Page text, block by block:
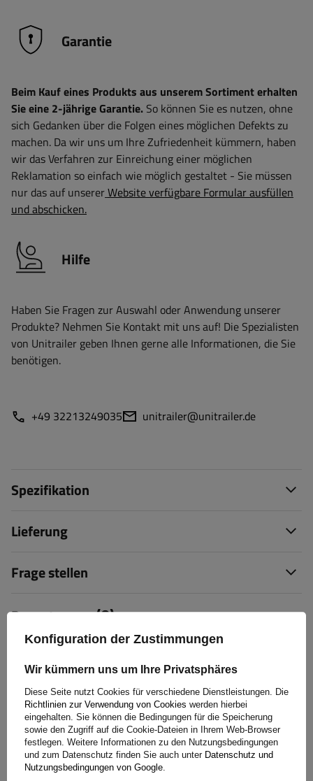
Garantie
Beim Kauf eines Produkts aus unserem Sortiment erhalten
Sie eine 2-jährige Garantie. So können Sie es nutzen, ohne
sich Gedanken über die Folgen eines möglichen Defekts zu
machen. Da wir uns um Ihre Zufriedenheit kümmern, haben
wir das Verfahren zur Einreichung einer möglichen
Reklamation so einfach wie möglich gestaltet - Sie müssen
nur das auf unsererWebsite verfügbare Formular ausfüllen
und abschicken.
Hilfe
Haben Sie Fragen zur Auswahl oder Anwendung unserer
Produkte? Nehmen Sie Kontakt mit uns auf! Die Spezialisten
von Unitrailer geben Ihnen gerne alle Informationen, die Sie
benötigen.
+49 32213249035 unitrailer@unitrailer.de
Spezifikation
Lieferung
Frage stellen
Bewertungen(0)
Bewertung schreiben
Ihre Bewertung:
5/5
Inhalt Ihrer Bewertung
Konfiguration der Zustimmungen
Wir kümmern uns um Ihre Privatsphäres
Diese Seite nutzt Cookies für verschiedene Dienstleistungen. Die
Richtlinien zur Verwendung von Cookies werden hierbei
eingehalten. Sie können die Bedingungen für die Speicherung
sowie den Zugriff auf die Cookie-Dateien in Ihrem Web-Browser
festlegen. Weitere Informationen zu den Nutzungsbedingungen
und zum Datenschutz finden Sie auch unter Datenschutz und
Nutzungsbedingungen von Google